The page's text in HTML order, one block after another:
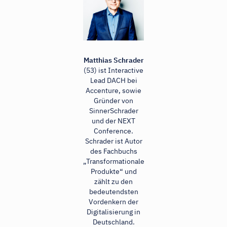
Matthias Schrader
(53) ist Interactive
Lead DACH bei
Accenture, sowie
Gründer von
SinnerSchrader
und der NEXT
Conference.
Schrader ist Autor
des Fachbuchs
„Transformationale
Produkte“ und
zählt zu den
bedeutendsten
Vordenkern der
Digitalisierung in
Deutschland.